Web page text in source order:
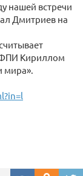
нашей встречи
Дмитриев на
Кириллом
мира».